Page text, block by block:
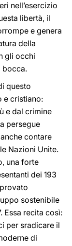
nell’esercizio
libertà, il
e genera
della
gli occhi
bocca.
questo
e cristiano:
e dal crimine
persegue
contare
Nazioni Unite.
una forte
dei 193
sostenibile
Essa recita così:
per sradicare il
di